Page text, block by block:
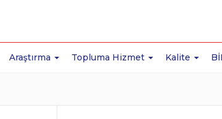
Araştırma Topluma Hizmet Kalite